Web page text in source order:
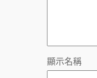
顯示名稱